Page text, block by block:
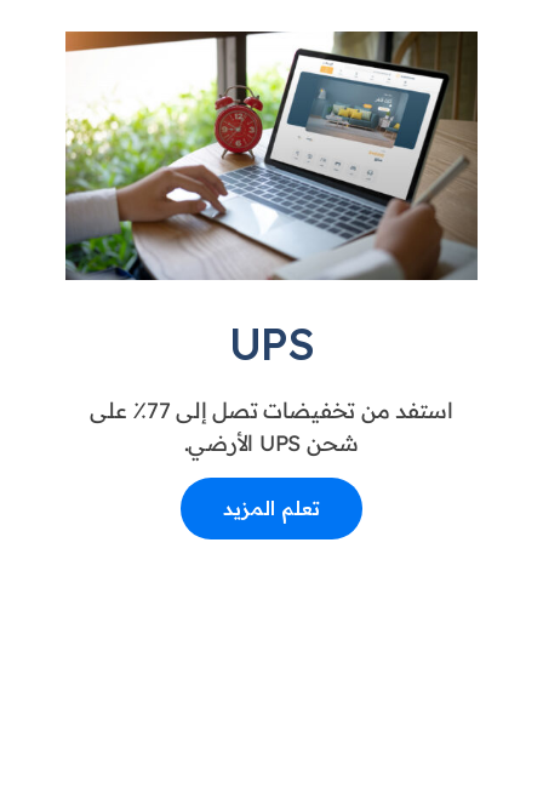
UPS
استفد من تخفيضات تصل إلى 77٪ على
شحن UPS الأرضي.
تعلم المزيد